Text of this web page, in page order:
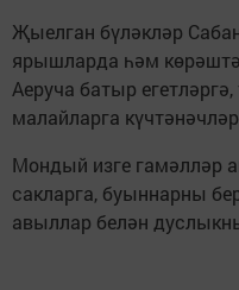
Җыелган бүләкләр
ярышларда һәм
Аеруча батыр
малайларга
Мондый изге гамәлләр
сакларга, буыннарны
авыллар белән